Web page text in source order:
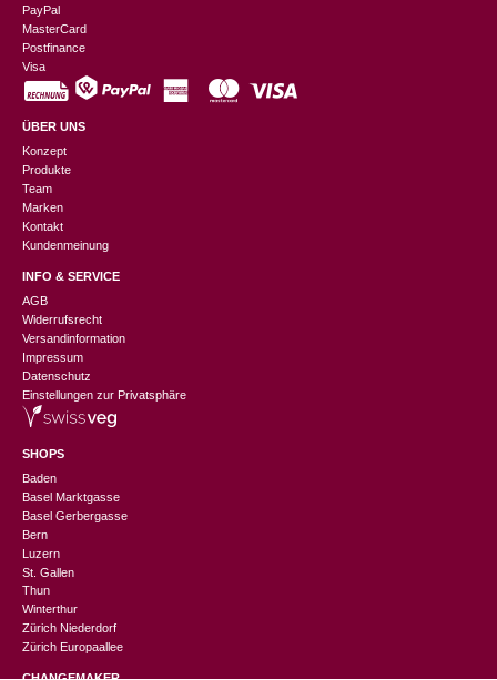
PayPal
MasterCard
Postfinance
Visa
ÜBER UNS
Konzept
Produkte
Team
Marken
Kontakt
Kundenmeinung
INFO & SERVICE
AGB
Widerrufsrecht
Versandinformation
Impressum
Datenschutz
Einstellungen zur Privatsphäre
SHOPS
Baden
Basel Marktgasse
Basel Gerbergasse
Bern
Luzern
St. Gallen
Thun
Winterthur
Zürich Niederdorf
Zürich Europaallee